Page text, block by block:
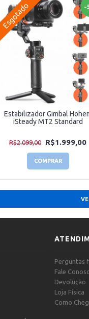
-
Esgotado
Estabilizador Gimbal
iSteady MT2 Standard
R$2.099,00 R$1.999,00
COMPRAR
Perguntas
Fale
Devolução
Loja Física
Como